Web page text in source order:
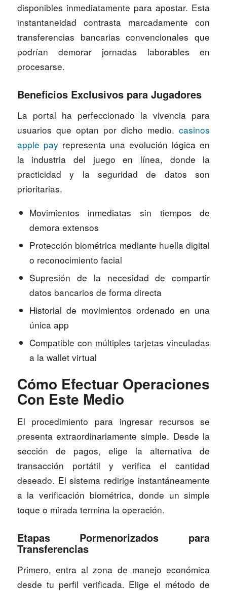
disponibles inmediatamente para apostar. Esta
instantaneidad contrasta marcadamente con
transferencias bancarias convencionales que
podrían demorar jornadas laborables en
procesarse.
Beneficios Exclusivos para Jugadores
La portal ha perfeccionado la vivencia para
usuarios que optan por dicho medio.casinos
apple pay representa una evolución lógica en
la industria del juego en línea, donde la
practicidad y la seguridad de datos son
prioritarias.
Movimientos inmediatas sin tiempos de
demora extensos
Protección biométrica mediante huella digital
o reconocimiento facial
Supresión de la necesidad de compartir
datos bancarios de forma directa
Historial de movimientos ordenado en una
única app
Compatible con múltiples tarjetas vinculadas
a la wallet virtual
Cómo Efectuar Operaciones
Con Este Medio
El procedimiento para ingresar recursos se
presenta extraordinariamente simple. Desde la
sección de pagos, elige la alternativa de
transacción portátil y verifica el cantidad
deseado. El sistema redirige instantáneamente
a la verificación biométrica, donde un simple
toque o mirada termina la operación.
Etapas Pormenorizados para
Transferencias
Primero, entra al zona de manejo económica
desde tu perfil verificada. Elige el método de